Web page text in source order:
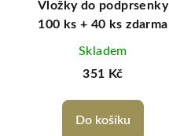
Vložky do podprsenky
100 ks + 40 ks zdarma
Skladem
351 Kč
Do košíku